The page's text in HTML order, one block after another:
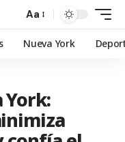
Aa
Nueva York
York: